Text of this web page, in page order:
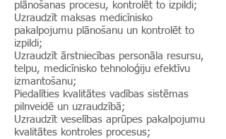
plānošanas procesu, kontrolēt to izpildi;
Uzraudzīt maksas medicīnisko
pakalpojumu plānošanu un kontrolēt to
izpildi;
Uzraudzīt ārstniecības personāla resursu,
telpu, medicīnisko tehnoloģiju efektīvu
izmantošanu;
Piedalīties kvalitātes vadības sistēmas
pilnveidē un uzraudzībā;
Uzraudzīt veselības aprūpes pakalpojumu
kvalitātes kontroles procesus;